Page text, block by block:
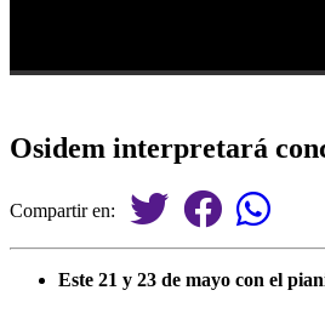
Osidem interpretará
Compartir en:
Este 21 y 23 de mayo con el